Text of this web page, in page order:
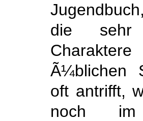
die sehr
Ã¼blichen
oft antrifft,
noch im